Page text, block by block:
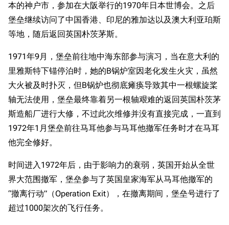
本的神户市，参加在大阪举行的1970年日本世博会。之后
堡垒继续访问了中国香港、印尼的雅加达以及澳大利亚珀斯
等地，随后返回英国朴茨茅斯。
1971年9月，堡垒前往地中海东部参与演习，当在意大利的
里雅斯特下锚停泊时，她的B锅炉室因老化发生火灾，虽然
大火被及时扑灭，但B锅炉也彻底瘫痪导致其中一根螺旋桨
轴无法使用，堡垒最终靠着另一根轴艰难的返回英国朴茨茅
斯造船厂进行大修，不过此次维修并没有直接完成，一直到
1972年1月堡垒前往马耳他参与马耳他撤军任务时才在马耳
他完全修好。
时间进入1972年后，由于影响力的衰弱，英国开始从全世
界大范围撤军，堡垒参与了英国皇家海军从马耳他撤军的
“撤离行动”（Operation Exit），在撤离期间，堡垒号进行了
超过1000架次的飞行任务。